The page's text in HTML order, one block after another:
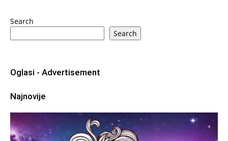
Search
Search
Oglasi - Advertisement
Najnovije